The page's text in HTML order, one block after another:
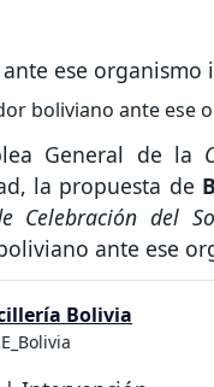
boliviano ante ese
General de la
la propuesta de
Celebración del
ante ese
Bolivia